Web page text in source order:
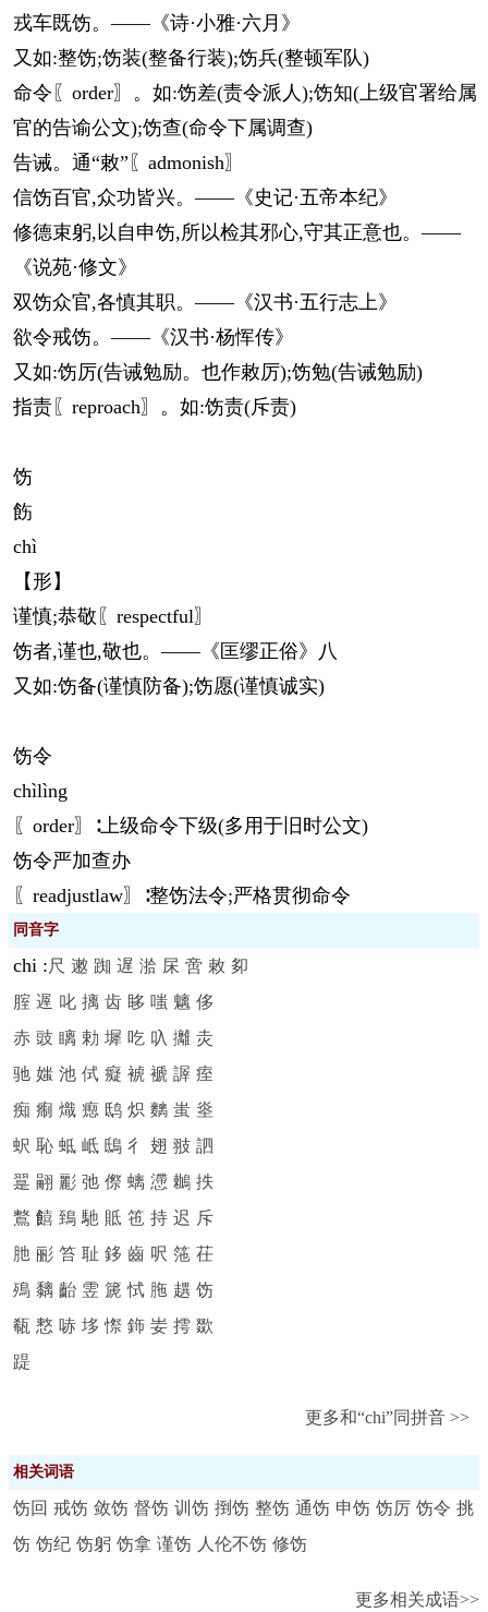
戎车既饬。——《诗·小雅·六月》
又如:整饬;饬装(整备行装);饬兵(整顿军队)
命令〖order〗。如:饬差(责令派人);饬知(上级官署给属
官的告谕公文);饬查(命令下属调查)
告诫。通“敕”〖admonish〗
信饬百官,众功皆兴。——《史记·五帝本纪》
修德束躬,以自申饬,所以检其邪心,守其正意也。——
《说苑·修文》
双饬众官,各慎其职。——《汉书·五行志上》
欲令戒饬。——《汉书·杨恽传》
又如:饬厉(告诫勉励。也作敕厉);饬勉(告诫勉励)
指责〖reproach〗。如:饬责(斥责)
饬
飭
chì
【形】
谨慎;恭敬〖respectful〗
饬者,谨也,敬也。——《匡缪正俗》八
又如:饬备(谨慎防备);饬愿(谨慎诚实)
饬令
chìlìng
〖order〗∶上级命令下级(多用于旧时公文)
饬令严加查办
〖readjustlaw〗∶整饬法令;严格贯彻命令
同音字
chi :尺 遫 踟 遅 湁 杘 啻 敕 卶
腟 遟 叱 摛 齿 眵 嗤 魑 侈
赤 豉 瞝 勅 墀 吃 叺 攡 灻
驰 媸 池 侙 癡 裭 褫 謘 痓
痴 痸 熾 瘛 鸱 炽 麶 蚩 烾
蚇 恥 蚳 岻 鴟 彳 翅 翄 訵
翨 翤 彲 弛 傺 螭 懘 鶒 抶
鷘 饎 鵄 馳 貾 竾 持 迟 斥
肔 彨 笞 耻 鉹 齒 呎 筂 茌
殦 黐 齝 雴 篪 恜 胣 趩 饬
瓻 慗 哧 垑 憏 鉓 妛 摴 欼
踶
更多和“chi”同拼音 >>
相关词语
饬回 戒饬 敛饬 督饬 训饬 捯饬 整饬 通饬 申饬 饬厉 饬令 挑
饬 饬纪 饬躬 饬拿 谨饬 人伦不饬 修饬
更多相关成语>>